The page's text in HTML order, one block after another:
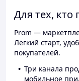
Для тех, кто
Prom —
Лёгкий старт,
покупателей.
Три канала
мобильное